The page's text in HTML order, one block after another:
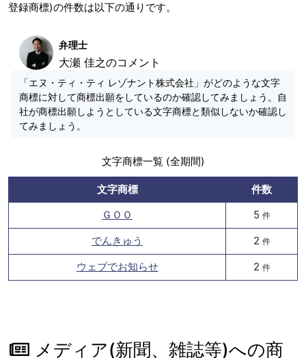
登録商標)の件数は以下の通りです。
弁理士
大瀬 佳之のコメント
「エヌ・ティ・ティ レゾナント株式会社」がどのような文字
商標に対して商標出願をしているのか確認してみましょう。自
社が商標出願しようとしている文字商標と類似しないか確認し
てみましょう。
文字商標一覧 (全期間)
文字商標
件数
ＧＯＯ
5 件
でんきゅう 2 件
ウェブでお知らせ 2 件
メディア(新聞、雑誌等)への商